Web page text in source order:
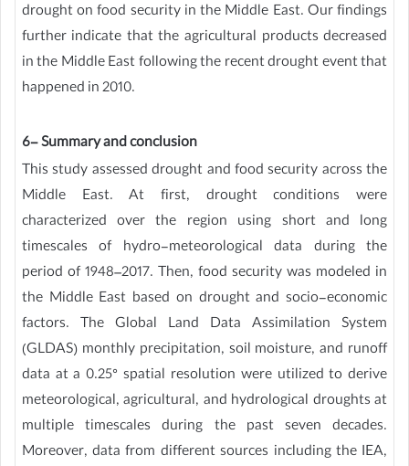
drought on food security in the Middle East. Our findings
further indicate that the agricultural products decreased
in the Middle East following the recent drought event that
happened in 2010.
6- Summary and conclusion
This study assessed drought and food security across the
Middle East. At first, drought conditions were
characterized over the region using short and long
timescales of hydro-meteorological data during the
period of 1948–2017. Then, food security was modeled in
the Middle East based on drought and socio-economic
factors. The Global Land Data Assimilation System
(GLDAS) monthly precipitation, soil moisture, and runoff
data at a 0.25° spatial resolution were utilized to derive
meteorological, agricultural, and hydrological droughts at
multiple timescales during the past seven decades.
Moreover, data from different sources including the IEA,